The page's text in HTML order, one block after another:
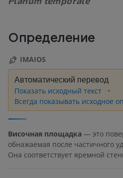
Определение
IMAIOS
Автоматический перевод
Показать исходный текст
Всегда показывать исходное
Височная площадка — это
обнажаемая после частичного
Она соответствует яремной